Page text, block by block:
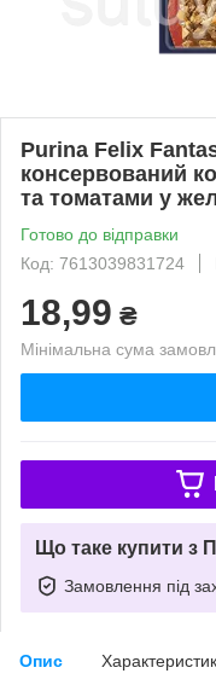
Purina Felix
консервований
та томатами у
Готово до відправки
Код: 7613039831724
18,99 ₴
Мінімальна сума
Що таке купити з
Замовлення під
Опис